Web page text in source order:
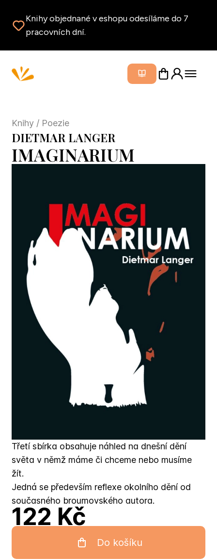
Knihy objednané v eshopu odesíláme do 7
pracovních dní.
Zavřít
Knihy / Poezie
DIETMAR LANGER
IMAGINARIUM
Třetí sbírka obsahuje náhled na dnešní dění
světa v němž máme či chceme nebo musíme
žít.
Jedná se především reflexe okolního dění od
současného broumovského autora.
122 Kč
Do košíku